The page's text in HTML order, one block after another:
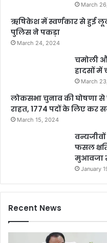
March
ऋषिकेश में स्वर्णकार से हुई
पुलिस ने पकड़ा
March 24, 2024
चमोली
हादसों में
March
लोकसभा चुनाव की घोषणा
राहत, 1774 पदों के लिए
March 15, 2024
फसल
मुआवजा
January
Recent News